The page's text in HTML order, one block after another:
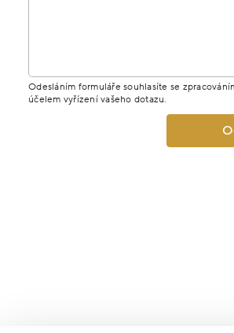
Odesláním formuláře souhlasíte se
účelem vyřízení vašeho dotazu.